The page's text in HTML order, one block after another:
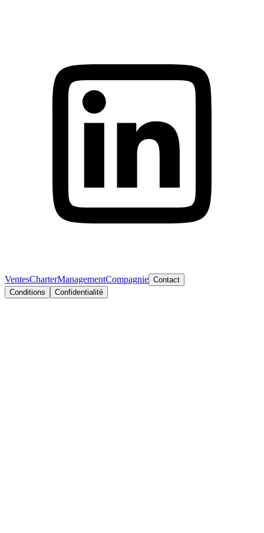
VentesCharterManagementCompagnie Contact
Conditions
Confidentialité